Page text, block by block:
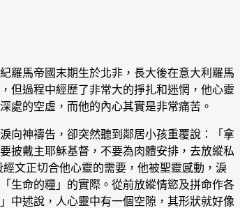
馬帝國末期生於北非，長大後在意大利羅馬
但過程中經歷了非常大的掙扎和迷惘，他心靈
處的空虛，而他的內心其實是非常痛苦。
神禱告，卻突然聽到鄰居小孩重覆說：「拿
披戴主耶穌基督，不要為肉體安排，去放縱私
文正切合他心靈的需要，他被聖靈感動，淚
生命的糧」的實際。從前放縱情慾及拼命作各
中述說，人心靈中有一個空隙，其形狀就好像